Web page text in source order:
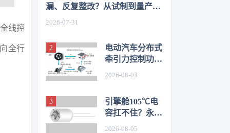
线控
全行
漏、反复整改？从试制到量产，
2026-07-31
电动汽车分布式
牵引力控制功能
2026-08-03
引擎舱105℃电
容扛不住？永铭
2026-08-05